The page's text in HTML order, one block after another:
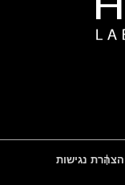
הצהרת נגישות